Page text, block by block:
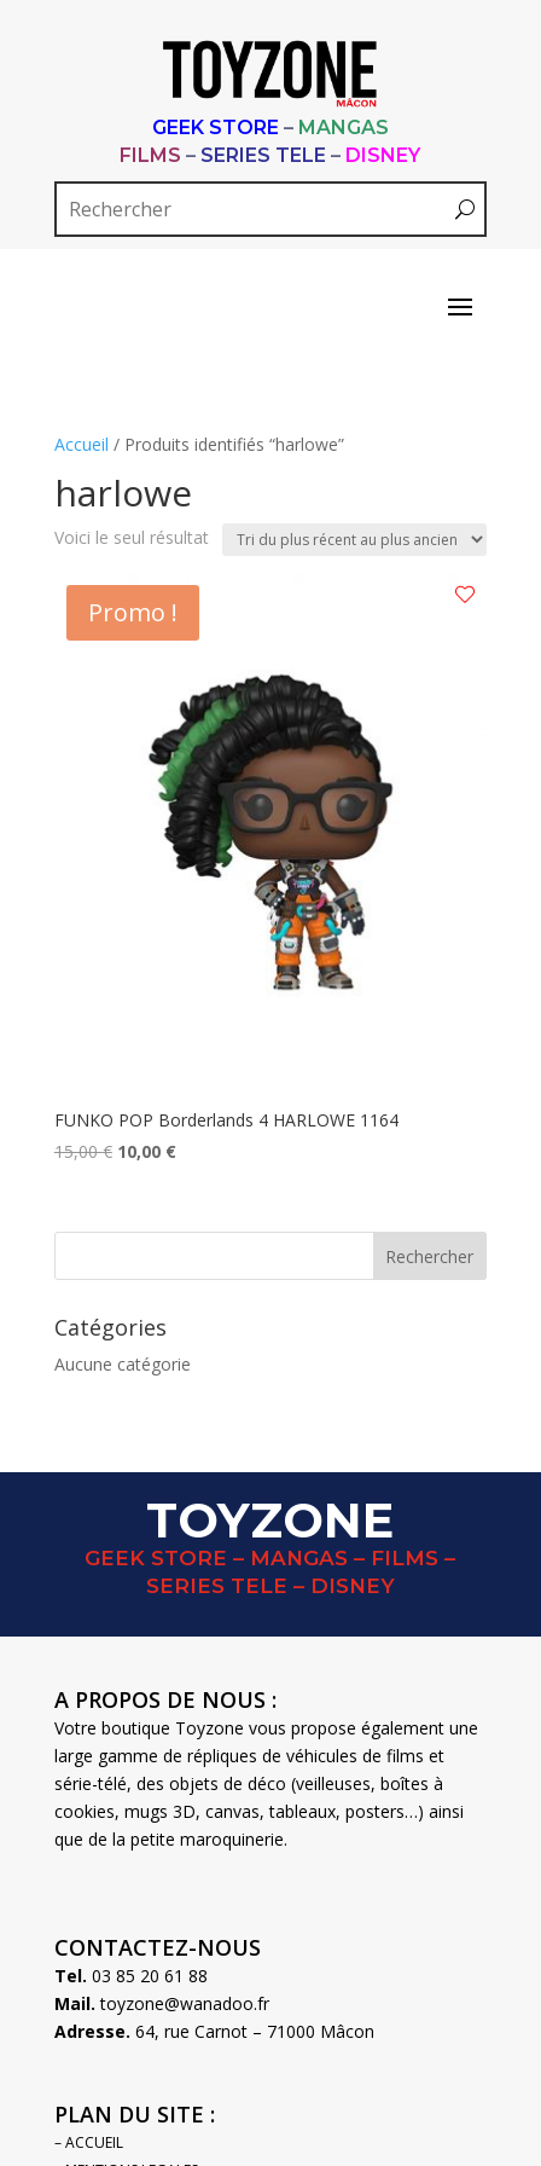
GEEK STORE – MANGAS
FILMS – SERIES TELE – DISNEY
Accueil / Produits identifiés “harlowe”
harlowe
Voici le seul résultat
Promo !
FUNKO POP Borderlands 4 HARLOWE 1164
15,00€ Le
était :
10,00 €Le
est :
Catégories
Aucune catégorie
TOYZONE
GEEK STORE – MANGAS – FILMS –
SERIES TELE – DISNEY
A PROPOS DE NOUS :
Votre boutique Toyzone vous propose également une
large gamme de répliques de véhicules de films et
série-télé, des objets de déco (veilleuses, boîtes à
cookies, mugs 3D, canvas, tableaux, posters…) ainsi
que de la petite maroquinerie.
CONTACTEZ-NOUS
Tel. 03 85 20 61 88
Mail. toyzone@wanadoo.fr
Adresse. 64, rue Carnot – 71000 Mâcon
PLAN DU SITE :
– ACCUEIL